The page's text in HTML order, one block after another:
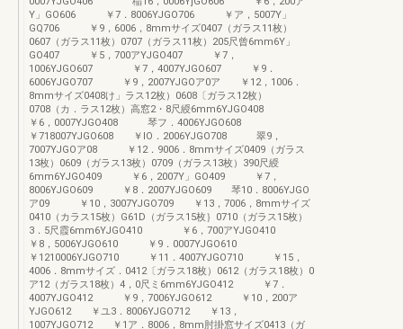
Y」GO606 ￥7．8006YJGO706 ￥ア，5007Y」
GQ706 ￥9，6006，8mmサイズ0407（ガラス11枚）
0607（ガラス11枚）0707（ガラス11枚）205尺曾6mm6Y」
GO407 ￥5，700アYJGO407 ￥7，
1006YJGO607 ￥7，4007YJGO607 ￥9．
6006YJGO707 ￥9，2007YJGOア0ア ￥12，1006．
8mmサイズ0408け」ラス12枚）0608〔ガラス12枚）
0708（カ．ラス12枚）高窓2・8尺綬6mm6YJGO408
￥6，0007YJGO408 琴フ．4006YJGO608
￥718007YJGO608 ￥IO．2006YJGO708 翠9，
7007YJGOア08 ￥12．9006．8mmサイズ0409（ガラス
13枚）0609（ガラス13枚）0709（ガラス13枚）390尺綬
6mm6YJGO409 ￥6，2007Y」GO409 ￥7，
8006YJGO609 ￥8．2007YJGO609 琴10．8006YJGO
ア09 ￥10，3007YJGO709 ￥13，7006，8mmサイズ
0410（カラス15枚）G61D（ガラス15枚｝0710（ガラス15枚）
3．5尺霞6mm6YJGO410 ￥6，700アYJGO410
￥8，5006YJGO610 ￥9．0007YJGO610
￥1210006YJGO710 ￥11．4007YJGO710 ￥15，
4006．8mmサイズ．0412〔ガラス18枚）0612（ガラス18枚）0
ア12（ガラス18枚）4，0尺ミ6mm6YJGO412 ￥7．
4007YJGO412 ￥9，7006YJGO612 ￥10，200ア
YJGO612 ￥ユ3．8006YJGO712 ￥13，
1007YJGO712 ￥1ア．8006，8mm肘掛窓サイズ0413（ガ